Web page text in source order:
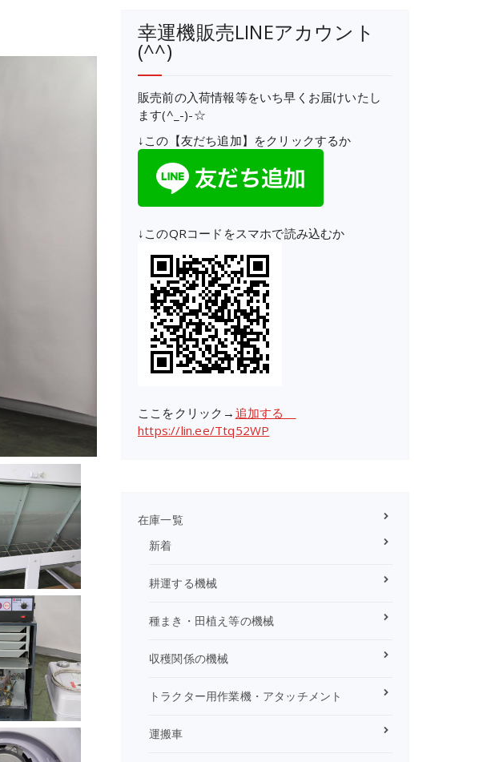
幸運機販売LINEアカウント
(^^)
販売前の入荷情報等をいち早くお届けいたし
ます(^_-)-☆
↓この【友だち追加】をクリックするか
↓このQRコードをスマホで読み込むか
ここをクリック→ 追加する
https://lin.ee/Ttq52WP
在庫一覧
新着
耕運する機械
種まき・田植え等の機械
収穫関係の機械
トラクター用作業機・アタッチメント
運搬車